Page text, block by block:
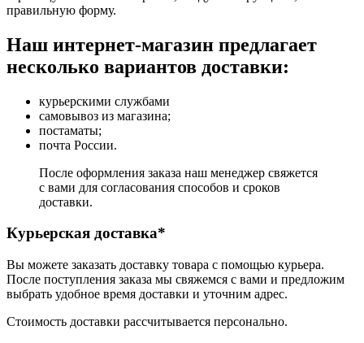
правильную форму.
Наш интернет-магазин предлагает
несколько вариантов доставки:
курьерскими службами
самовывоз из магазина;
постаматы;
почта России.
После оформления заказа наш менеджер свяжется
с вами для согласования способов и сроков
доставки.
Курьерская доставка*
Вы можете заказать доставку товара с помощью курьера.
После поступления заказа мы свяжемся с вами и предложим
выбрать удобное время доставки и уточним адрес.
Стоимость доставки рассчитывается персонально.